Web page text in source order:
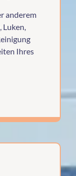
anderem
Luken,
Ihres